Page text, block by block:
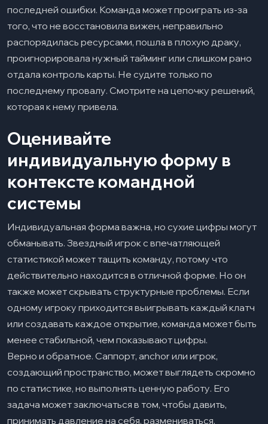
последней ошибки. Команда может проиграть из-за
того, что не восстановила вижен, неправильно
распорядилась ресурсами, пошла в плохую драку,
проигнорировала нужный тайминг или слишком рано
отдала контроль карты. Не судите только по
последнему провалу. Смотрите на цепочку решений,
которая к нему привела.
Оценивайте
индивидуальную форму в
контексте командной
системы
Индивидуальная форма важна, но сухие цифры могут
обманывать. Звездный игрок с впечатляющей
статистикой может тащить команду, потому что
действительно находится в отличной форме. Но он
также может скрывать структурные проблемы. Если
одному игроку приходится выигрывать каждый клатч
или создавать каждое открытие, команда может быть
менее стабильной, чем показывают цифры.
Верно и обратное. Саппорт, anchor или игрок,
создающий пространство, может выглядеть скромно
по статистике, но выполнять ценную работу. Его
задача может заключаться в том, чтобы давить,
принимать давление на себя, размениваться,